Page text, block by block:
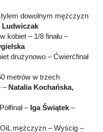
dowolnym mężczyzn
Ludwiczak
kobiet – 1/8 finału –
drużynowo – Ćwierćfinał
metrów w trzech
– Natalia Kochańska,
– Iga Świątek –
mężczyzn – Wyścig –